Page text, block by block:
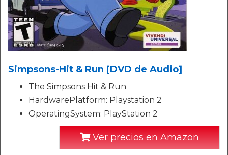
Simpsons-Hit & Run [DVD de Audio]
The Simpsons Hit & Run
HardwarePlatform: Playstation 2
OperatingSystem: PlayStation 2
Ver precios en Amazon